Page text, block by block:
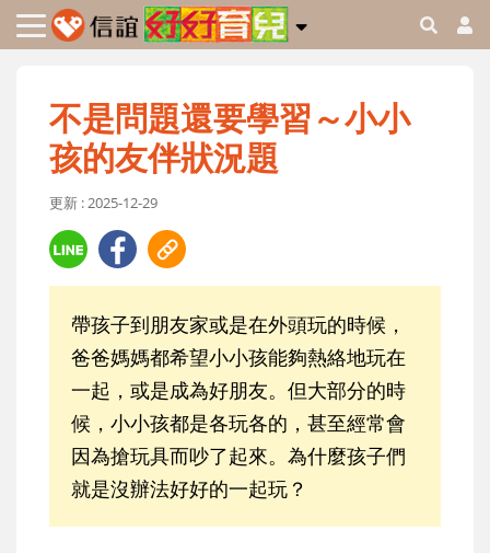
不是問題還要學習～小小
孩的友伴狀況題
更新 : 2025-12-29
帶孩子到朋友家或是在外頭玩的時候，
爸爸媽媽都希望小小孩能夠熱絡地玩在
一起，或是成為好朋友。但大部分的時
候，小小孩都是各玩各的，甚至經常會
因為搶玩具而吵了起來。為什麼孩子們
就是沒辦法好好的一起玩？